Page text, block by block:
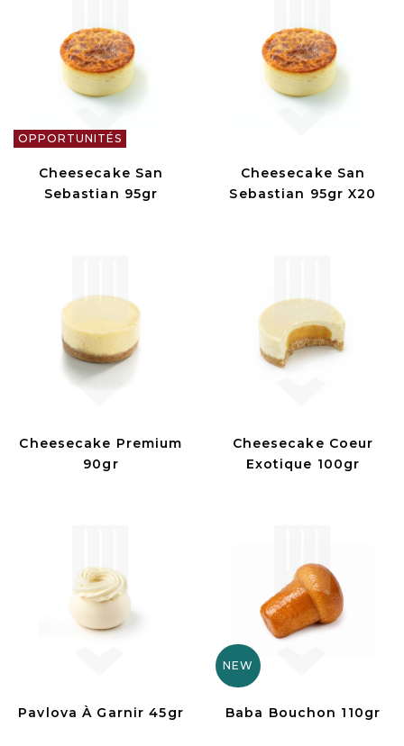
OPPORTUNITÉS
Cheesecake San
Sebastian 95gr
Cheesecake San
Sebastian 95gr X20
Cheesecake Premium
90gr
Cheesecake Coeur
Exotique 100gr
Pavlova À Garnir 45gr
NEW
Baba Bouchon 110gr